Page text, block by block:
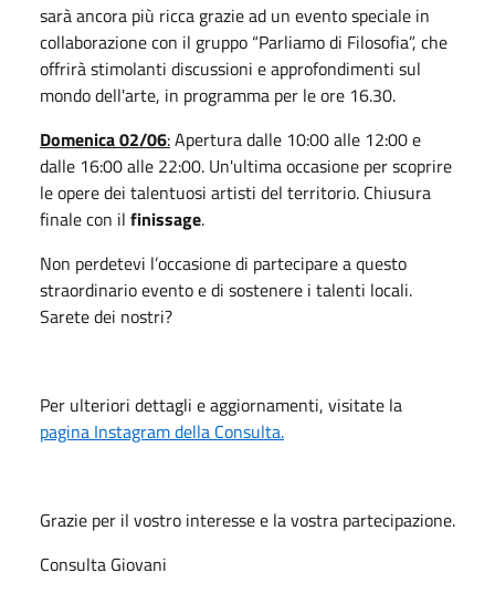
sarà ancora più ricca grazie ad un evento speciale in
collaborazione con il gruppo “Parliamo di Filosofia”, che
offrirà stimolanti discussioni e approfondimenti sul
mondo dell'arte, in programma per le ore 16.30.
Domenica 02/06:Apertura dalle 10:00 alle 12:00 e
dalle 16:00 alle 22:00. Un'ultima occasione per scoprire
le opere dei talentuosi artisti del territorio. Chiusura
finale con il finissage.
Non perdetevi l’occasione di partecipare a questo
straordinario evento e di sostenere i talenti locali.
Sarete dei nostri?
Per ulteriori dettagli e aggiornamenti, visitate la
pagina Instagram della Consulta.
Grazie per il vostro interesse e la vostra partecipazione.
Consulta Giovani